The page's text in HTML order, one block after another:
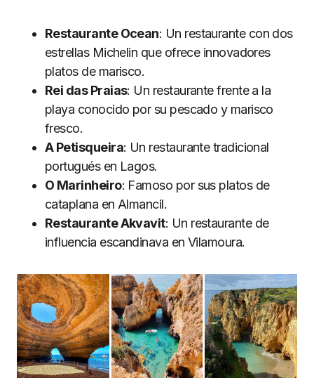
Restaurante Ocean: Un restaurante con dos
estrellas Michelin que ofrece innovadores
platos de marisco.
Rei das Praias: Un restaurante frente a la
playa conocido por su pescado y marisco
fresco.
A Petisqueira: Un restaurante tradicional
portugués en Lagos.
O Marinheiro: Famoso por sus platos de
cataplana en Almancil.
Restaurante Akvavit: Un restaurante de
influencia escandinava en Vilamoura.